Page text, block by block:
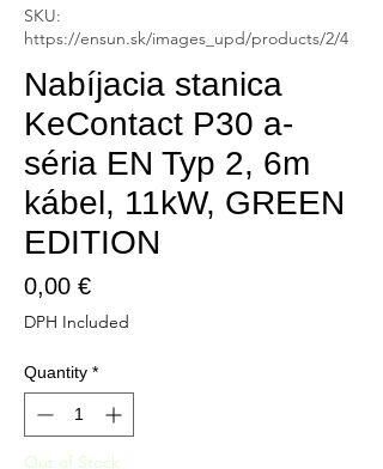
SKU:
https://ensun.sk/images_upd/products/2/4
Nabíjacia stanica
KeContact P30 a-
séria EN Typ 2, 6m
kábel, 11kW, GREEN
EDITION
0,00 €Price
DPH Included
Quantity *
Out of Stock